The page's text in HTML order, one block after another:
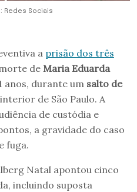
Redes Sociais
a prisão dos três
de Maria Eduarda
anos, durante um salto de
de São Paulo. A
de custódia e
a gravidade do caso
fuga.
Natal apontou cinco
incluindo suposta